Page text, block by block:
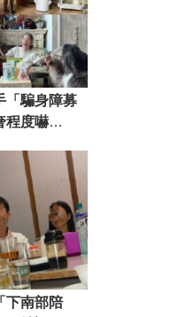
「騙身障募
程度嚇
下南部陪